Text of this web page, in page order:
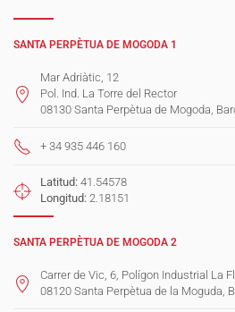
SANTA PERPÈTUA DE MOGODA 1
Mar Adriàtic, 12
Pol. Ind. La Torre del Rector
08130 Santa Perpètua de Mogoda,
+ 34 935 446 160
Latitud: 41.54578
Longitud: 2.18151
SANTA PERPÈTUA DE MOGODA 2
Carrer de Vic, 6, Polígon Industrial La
08120 Santa Perpètua de la Moguda,